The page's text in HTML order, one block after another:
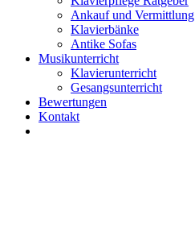
Ankauf und Vermittlung
Klavierbänke
Antike Sofas
Musikunterricht
Klavierunterricht
Gesangsunterricht
Bewertungen
Kontakt